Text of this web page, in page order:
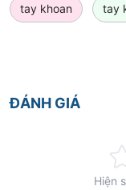
tay khoan tay
ĐÁNH GIÁ
0%
Hiện